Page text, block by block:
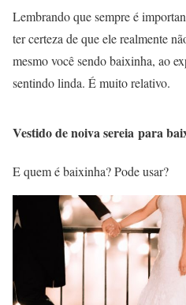
Lembrando que sempre é
ter certeza de que ele realmente
mesmo você sendo baixinha, ao
sentindo linda. É muito relativo.
Vestido de noiva sereia para
E quem é baixinha? Pode usar?